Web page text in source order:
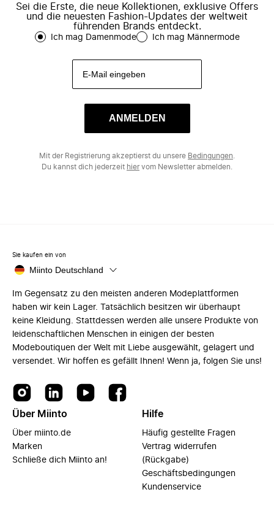
Sei die Erste, die neue Kollektionen, exklusive Offers
und die neuesten Fashion-Updates der weltweit
führenden Brands entdeckt.
Ich mag Damenmode Ich mag Männermode
ANMELDEN
Mit der Registrierung akzeptierst du unsere Bedingungen
Du kannst dich jederzeit hiervom Newsletter abmelden.
Sie kaufen ein von
Miinto Deutschland
Im Gegensatz zu den meisten anderen Modeplattformen
haben wir kein Lager. Tatsächlich besitzen wir überhaupt
keine Kleidung. Stattdessen werden alle unsere Produkte von
leidenschaftlichen Menschen in einigen der besten
Modeboutiquen der Welt mit Liebe ausgewählt, gelagert und
versendet. Wir hoffen es gefällt Ihnen! Wenn ja, folgen Sie uns!
Über Miinto
Über miinto.de
Marken
Schließe dich Miinto an!
Hilfe
Häufig gestellte Fragen
Vertrag widerrufen
(Rückgabe)
Geschäftsbedingungen
Kundenservice